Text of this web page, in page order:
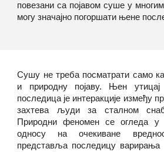
повезани са појавом суше у
могу значајно погоршати њене
Сушу не треба посматрати само
и природну појаву. Њен
последица је интеракције између
захтева људи за сталном
Природни феномен се огледа
односу на очекиване
представља последицу варирања